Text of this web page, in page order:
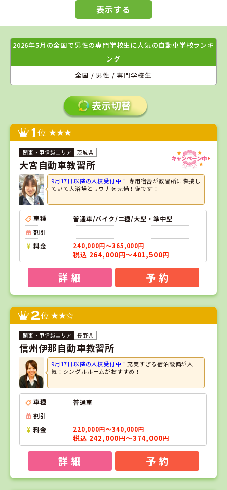
表示する
2026年5月の全国で男性の専門学校生に人気の自動車学校ランキ
ング
全国 / 男性 / 専門学校生
1位
茨城県
大宮自動車教習所
9月17日以降の入校受付中！ 専用宿舎が教習所に隣接し
ていて大浴場とサウナを完備！備です！
車種
普通車/バイク/二種/大型・準中型
割引
料金
240,000円～365,000円
税込 264,000円～401,500円
詳 細 予 約
2位
長野県
信州伊那自動車教習所
9月17日以降の入校受付中！充実すぎる宿泊設備が人
気！シングルルームがおすすめ！
車種
普通車
割引
料金
220,000円～340,000円
税込 242,000円～374,000円
詳 細 予 約